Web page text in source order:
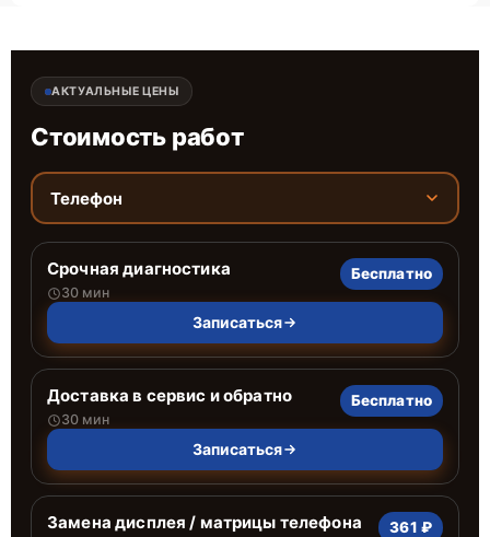
АКТУАЛЬНЫЕ ЦЕНЫ
Стоимость работ
Телефон
Срочная диагностика
30 мин
Бесплатно
Записаться
Доставка в сервис и обратно
30 мин
Бесплатно
Записаться
Замена дисплея / матрицы телефона 361 ₽